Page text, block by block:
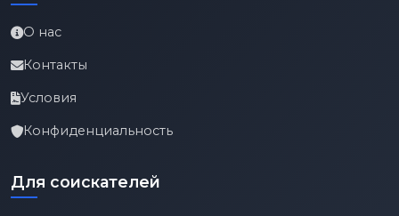
О нас
Контакты
Условия
Конфиденциальность
Для соискателей